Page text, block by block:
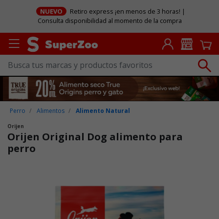
NUEVO
Retiro express ¡en menos de 3 horas! |
Consulta disponibilidad al momento de la compra
Perro Alimentos Alimento Natural
Orijen
Orijen Original Dog alimento para
perro